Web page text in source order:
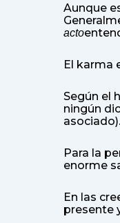
Aunque
acto
El karma
Según el
ningún
asociado).
Para la
enorme
En las
presente